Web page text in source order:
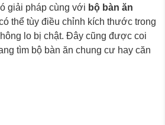
giải pháp cùng với bộ bàn ăn
thể tùy điều chỉnh kích thước trong
lo bị chật. Đây cũng được coi
tìm bộ bàn ăn chung cư hay căn